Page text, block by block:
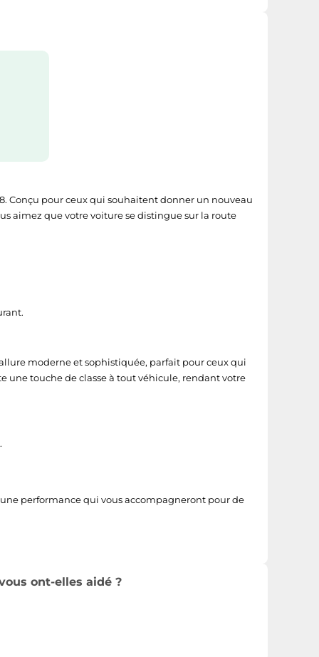
Conçu pour ceux qui souhaitent donner un nouveau
aimez que votre voiture se distingue sur la route
moderne et sophistiquée, parfait pour ceux qui
une touche de classe à tout véhicule, rendant votre
performance qui vous accompagneront pour de
ont-elles aidé ?